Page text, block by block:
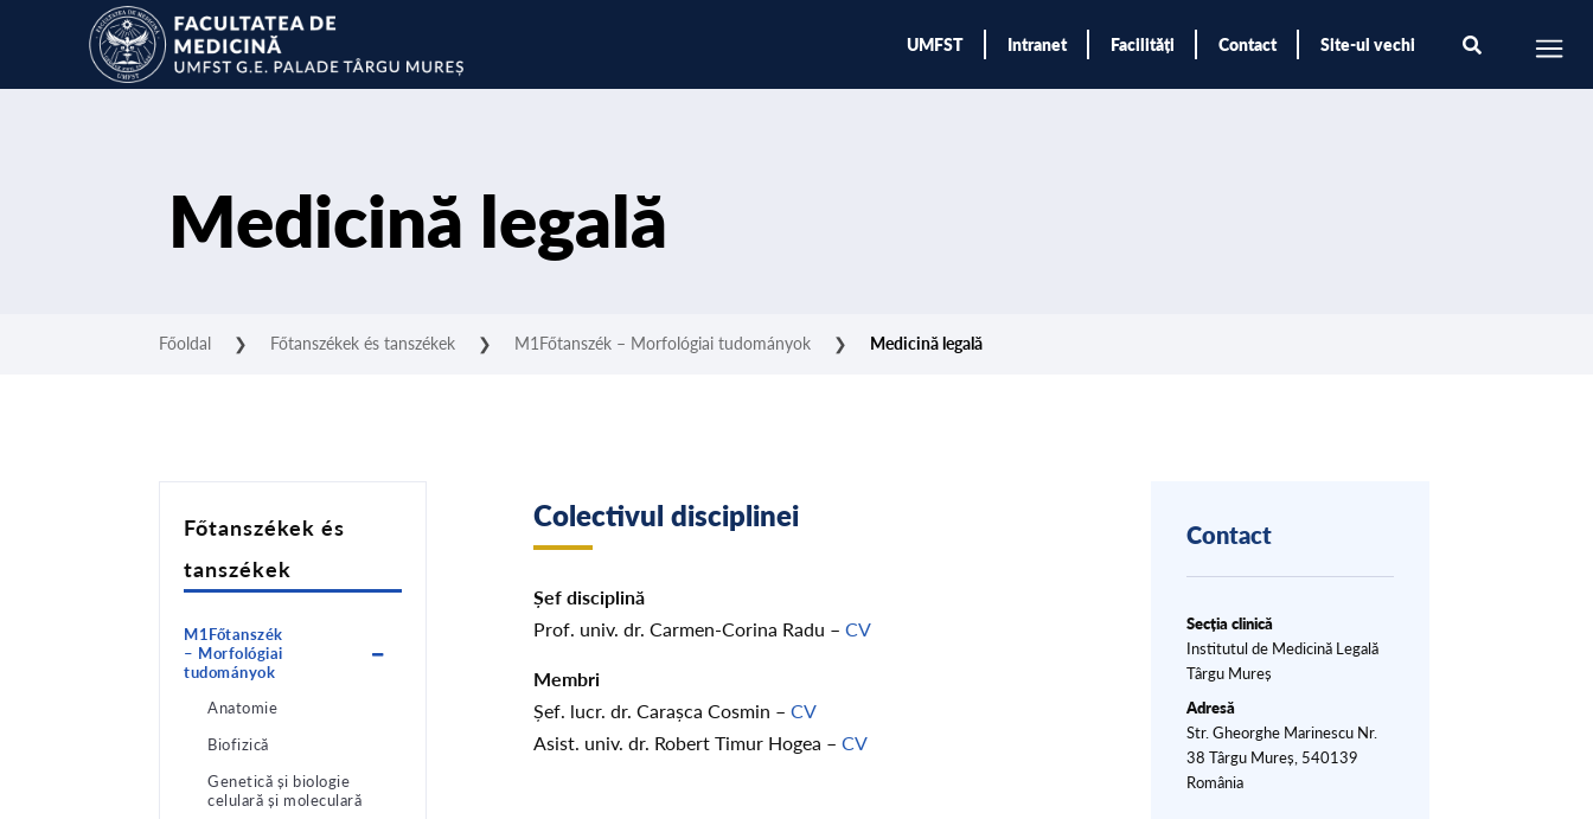
UMFST Intranet Facilități Contact Site-ul vechi
Medicină legală
Főoldal ❯ Főtanszékek és tanszékek ❯ M1Főtanszék – Morfológiai tudományok ❯ Medicină legală
Főtanszékek és
tanszékek
M1Főtanszék
– Morfológiai
tudományok
Anatomie
Biofizică
Genetică și biologie
celulară și moleculară
Colectivul disciplinei
Șef disciplină
Prof. univ. dr. Carmen-Corina Radu – CV
Membri
Șef. lucr. dr. Carașca Cosmin – CV
Asist. univ. dr. Robert Timur Hogea – CV
Contact
Secția clinică
Institutul de Medicină Legală
Târgu Mureș
Adresă
Str. Gheorghe Marinescu Nr.
38 Târgu Mureș, 540139
România